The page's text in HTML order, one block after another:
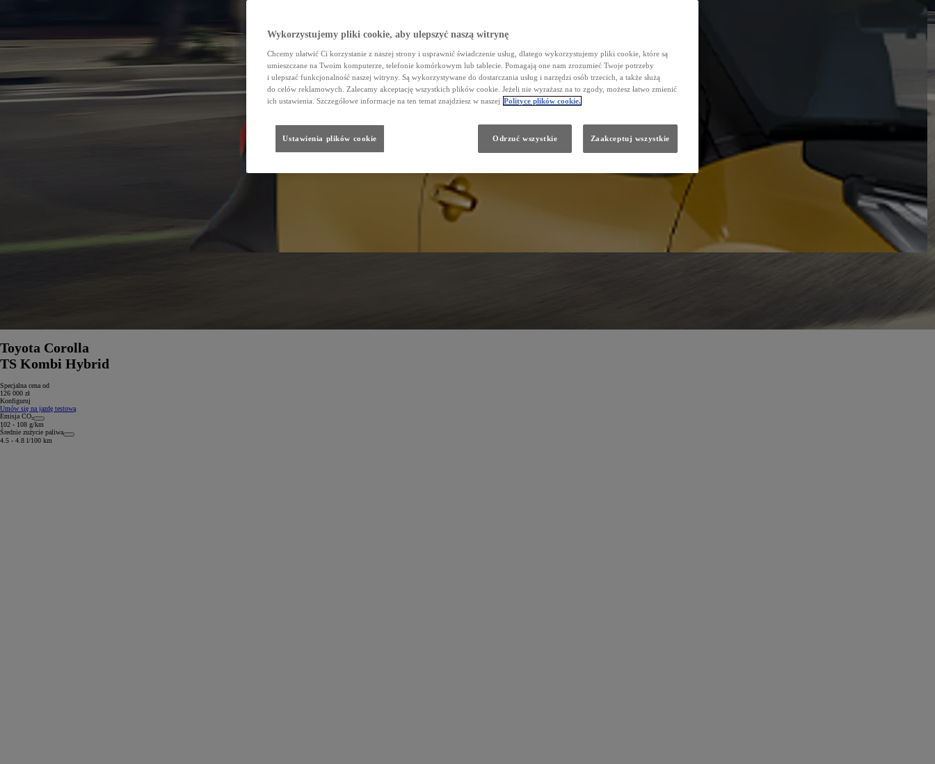
Toyota Corolla
TS Kombi Hybrid
Specjalna cena od
126 000 zł
Konfiguruj
Umów się na jazdę testową
Emisja CO₂
102 - 108 g/km
Średnie zużycie paliwa
4.5 - 4.8 l/100 km
Wykorzystujemy pliki cookie, aby ulepszyć naszą witrynę
Chcemy ułatwić Ci korzystanie z naszej strony i usprawnić świadczenie usług, dlatego wykorzystujemy pliki cookie, które są
umieszczane na Twoim komputerze, telefonie komórkowym lub tablecie. Pomagają one nam zrozumieć Twoje potrzeby
i ulepszać funkcjonalność naszej witryny. Są wykorzystywane do dostarczania usług i narzędzi osób trzecich, a także służą
do celów reklamowych. Zalecamy akceptację wszystkich plików cookie. Jeżeli nie wyrażasz na to zgody, możesz łatwo zmienić
ich ustawienia. Szczegółowe informacje na ten temat znajdziesz w naszej Polityce plików cookie.
Odrzuć wszystkie Zaakceptuj wszystkie
Ustawienia plików cookie